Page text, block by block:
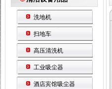
洗地机
扫地车
高压清洗机
工业吸尘器
酒店宾馆吸尘器